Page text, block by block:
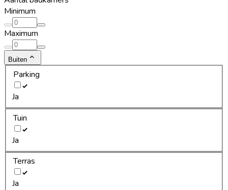
Minimum
Maximum
Buiten
Parking
Ja
Tuin
Ja
Terras
Ja